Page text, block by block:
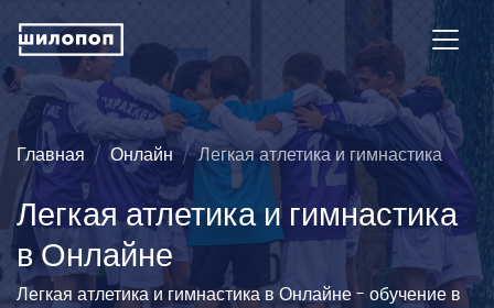
Главная Онлайн Легкая атлетика и гимнастика
Легкая атлетика и гимнастика
в Онлайне
Легкая атлетика и гимнастика в Онлайне - обучение в